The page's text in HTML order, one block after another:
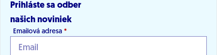
Prihláste sa odber
našich noviniek
Emailová adresa *